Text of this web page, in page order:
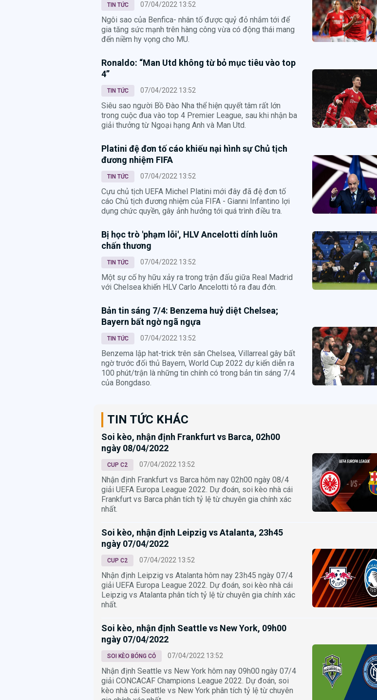
TIN TỨC 07/04/2022 13:52
Ngôi sao của Benfica- nhân tố được quỷ đỏ nhắm tới để
gia tăng sức mạnh trên hàng công vừa có động thái mang
đến niềm hy vọng cho MU.
Ronaldo: “Man Utd không từ bỏ mục tiêu vào top
4”
TIN TỨC 07/04/2022 13:52
Siêu sao người Bồ Đào Nha thể hiện quyết tâm rất lớn
trong cuộc đua vào top 4 Premier League, sau khi nhận ba
giải thưởng từ Ngoại hạng Anh và Man Utd.
Platini đệ đơn tố cáo khiếu nại hình sự Chủ tịch
đương nhiệm FIFA
TIN TỨC 07/04/2022 13:52
Cựu chủ tịch UEFA Michel Platini mới đây đã đệ đơn tố
cáo Chủ tịch đương nhiệm của FIFA - Gianni Infantino lợi
dụng chức quyền, gây ảnh hưởng tới quá trình điều tra.
Bị học trò 'phạm lỗi', HLV Ancelotti dính luôn
chấn thương
TIN TỨC 07/04/2022 13:52
Một sự cố hy hữu xảy ra trong trận đấu giữa Real Madrid
với Chelsea khiến HLV Carlo Ancelotti tỏ ra đau đớn.
Bản tin sáng 7/4: Benzema huỷ diệt Chelsea;
Bayern bất ngờ ngã ngựa
TIN TỨC 07/04/2022 13:52
Benzema lập hat-trick trên sân Chelsea, Villarreal gây bất
ngờ trước đối thủ Bayern, World Cup 2022 dự kiến diễn ra
100 phút/trận là những tin chính có trong bản tin sáng 7/4
của Bongdaso.
TIN TỨC KHÁC
Soi kèo, nhận định Frankfurt vs Barca, 02h00
ngày 08/04/2022
CUP C2 07/04/2022 13:52
Nhận định Frankfurt vs Barca hôm nay 02h00 ngày 08/4
giải UEFA Europa League 2022. Dự đoán, soi kèo nhà cái
Frankfurt vs Barca phân tích tỷ lệ từ chuyên gia chính xác
nhất.
Soi kèo, nhận định Leipzig vs Atalanta, 23h45
ngày 07/04/2022
CUP C2 07/04/2022 13:52
Nhận định Leipzig vs Atalanta hôm nay 23h45 ngày 07/4
giải UEFA Europa League 2022. Dự đoán, soi kèo nhà cái
Leipzig vs Atalanta phân tích tỷ lệ từ chuyên gia chính xác
nhất.
Soi kèo, nhận định Seattle vs New York, 09h00
ngày 07/04/2022
SOI KÈO BÓNG CỎ 07/04/2022 13:52
Nhận định Seattle vs New York hôm nay 09h00 ngày 07/4
giải CONCACAF Champions League 2022. Dự đoán, soi
kèo nhà cái Seattle vs New York phân tích tỷ lệ từ chuyên